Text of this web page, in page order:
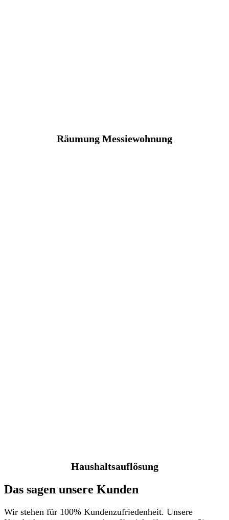
Räumung Messiewohnung
Haushaltsauflösung
Das sagen unsere Kunden
Wir stehen für 100% Kundenzufriedenheit. Unsere